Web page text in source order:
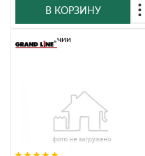
В КОРЗИНУ
В наличии